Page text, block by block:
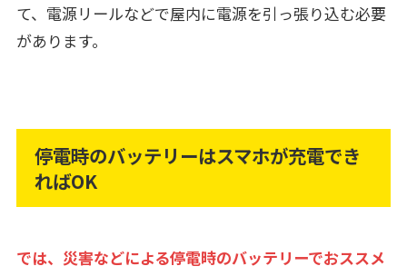
て、電源リールなどで屋内に電源を引っ張り込む必要
があります。
停電時のバッテリーはスマホが充電でき
ればOK
では、災害などによる停電時のバッテリーでおススメ